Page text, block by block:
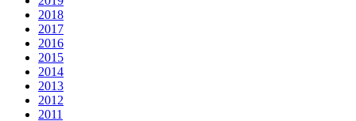
2018
2017
2016
2015
2014
2013
2012
2011